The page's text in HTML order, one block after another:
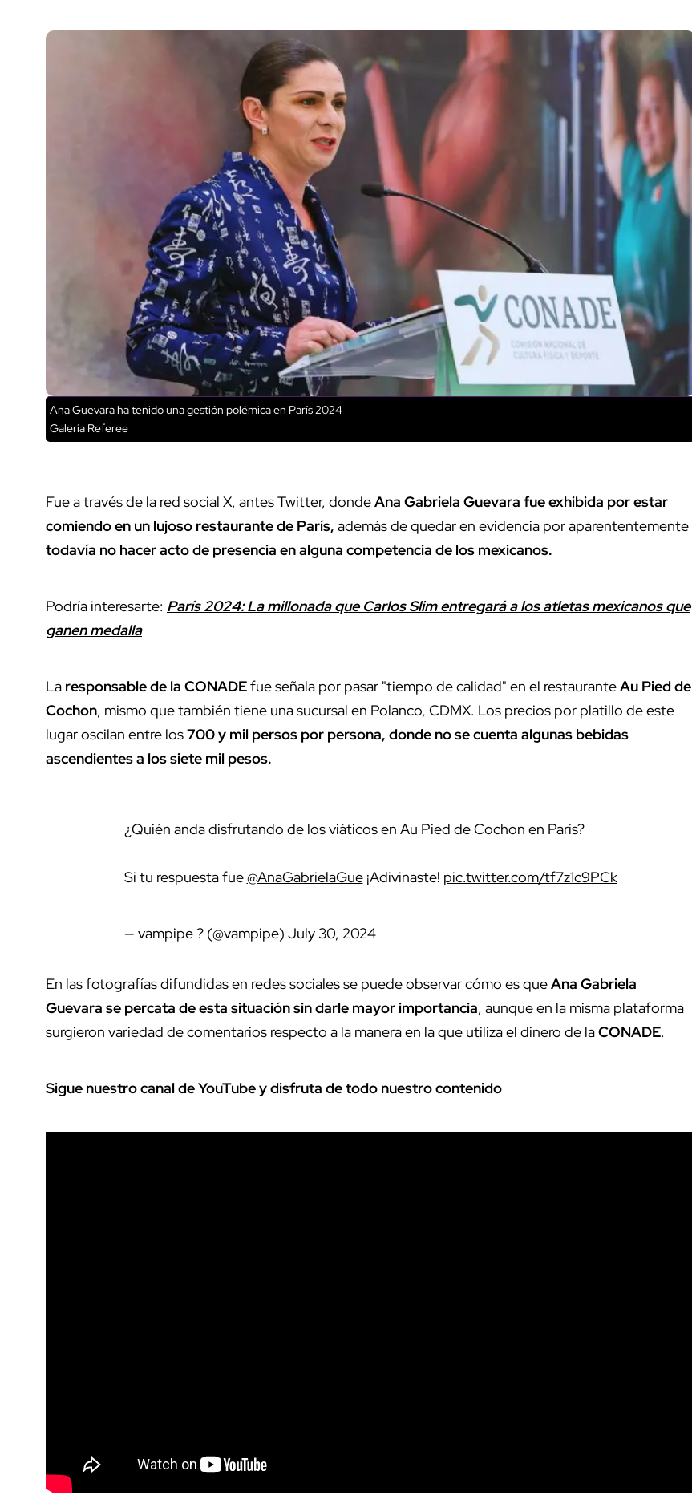
Ana Guevara ha tenido una gestión polémica en París 2024
Galería Referee
Fue a través de la red social X, antes Twitter, dondeAna Gabriela Guevara fue exhibida por estar
comiendo en un lujoso restaurante de París, además de quedar en evidencia por aparententemente
todavía no hacer acto de presencia en alguna competencia de los mexicanos.
Podría interesarte: París 2024: La millonada que Carlos Slim entregará a los atletas mexicanos que
ganen medalla
La responsable de la CONADEfue señala por pasar "tiempo de calidad" en el restauranteAu Pied de
Cochon, mismo que también tiene una sucursal en Polanco, CDMX. Los precios por platillo de este
lugar oscilan entre los700 y mil persos por persona, donde no se cuenta algunas bebidas
ascendientes a los siete mil pesos.
¿Quién anda disfrutando de los viáticos en Au Pied de Cochon en París?
Si tu respuesta fue@AnaGabrielaGue¡Adivinaste! pic.twitter.com/tf7z1c9PCk
— vampipe ? (@vampipe) July 30, 2024
En las fotografías difundidas en redes sociales se puede observar cómo es queAna Gabriela
Guevara se percata de esta situación sin darle mayor importancia, aunque en la misma plataforma
surgieron variedad de comentarios respecto a la manera en la que utiliza el dinero de laCONADE.
Sigue nuestro canal de YouTube y disfruta de todo nuestro contenido